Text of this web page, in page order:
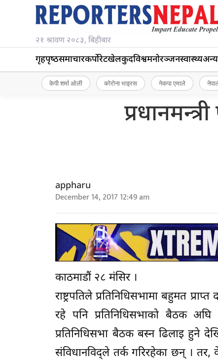
२१ श्रावण २०८३, बिहीबार
गृहपृष्‍ठसमाचारकर्पोरेटखेलकुदविश्वमनोरञ्जनस्वास्थ्यअन्य
केपी शर्मा ओली कोरोना भाइरस नेकपा एमाले
appharu
December 14, 2017 12:49 am
काठमाडौं २८ मंसिर ।
राष्ट्रपतिले प्रतिनिधिसभामा बहुमत
रहे पनि प्रतिनिधिसभाको बैठक
प्रतिनिधिसभा बैठक बस्न ढिलाइ हुने
संविधानविद्ले तर्क गरिरहेका छन् । तर,